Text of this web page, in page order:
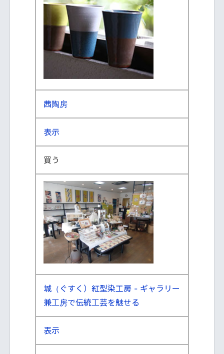
茜陶房
表示
買う
城（ぐすく）紅型染工房 - ギャラリー
兼工房で伝統工芸を魅せる
表示